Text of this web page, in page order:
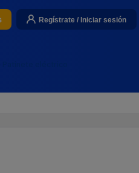
Regístrate / Iniciar sesión
eléctrico